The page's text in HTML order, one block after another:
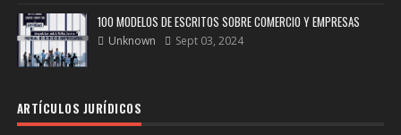
100 MODELOS DE ESCRITOS SOBRE COMERCIO Y EMPRESAS
Unknown Sept 03, 2024
ARTÍCULOS JURÍDICOS